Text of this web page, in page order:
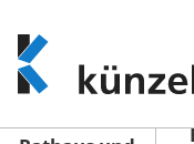
www.kuenzelsau.de
(zur
Startseite)